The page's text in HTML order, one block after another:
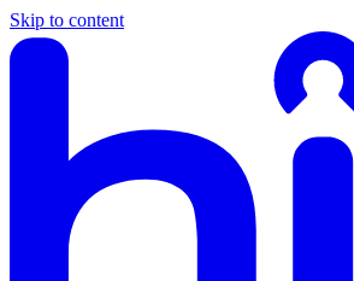
Skip to content